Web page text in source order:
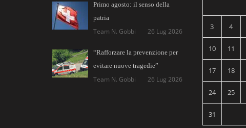
Primo agosto: il senso della
patria
Team N. Gobbi 26 Lug 2026
“Rafforzare la prevenzione per
evitare nuove tragedie”
Team N. Gobbi 26 Lug 2026
3 4
10 11
17 18
24 25
31